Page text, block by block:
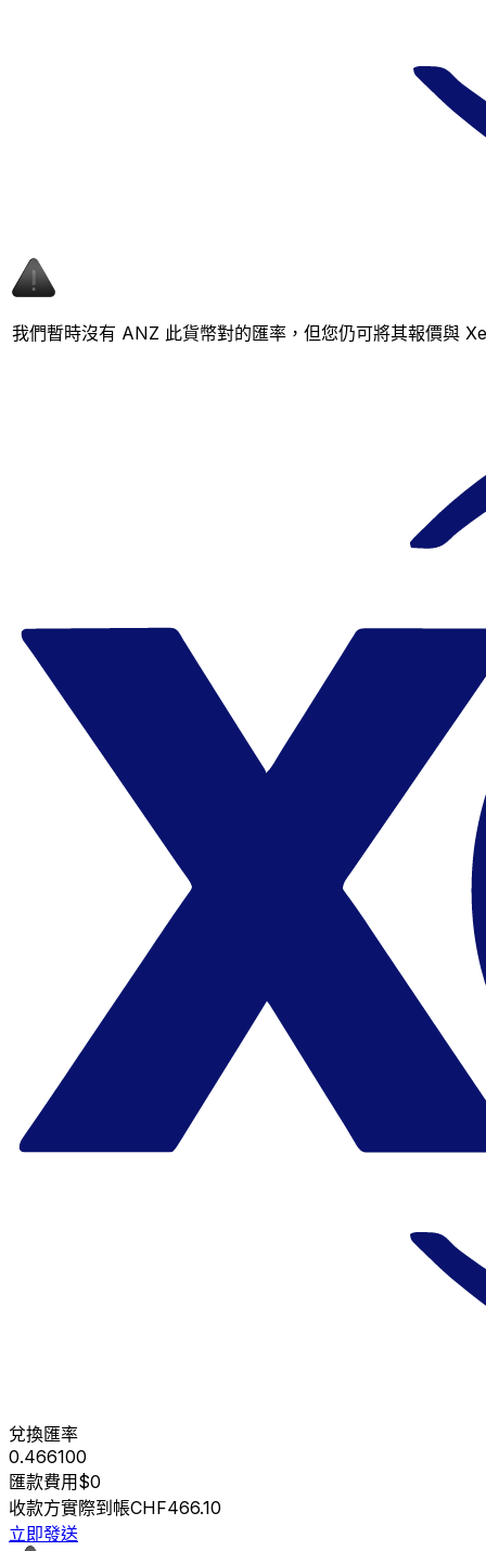
我們暫時沒有 ANZ 此貨幣對的匯率，但您仍可將其報價與
兌換匯率
0.466100
匯款費用$0
收款方實際到帳CHF466.10
立即發送